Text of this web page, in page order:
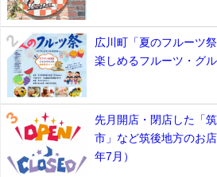
広川町「夏のフルーツ
楽しめるフルーツ・グ
先月開店・閉店した「
市」など筑後地方のお
年7月）